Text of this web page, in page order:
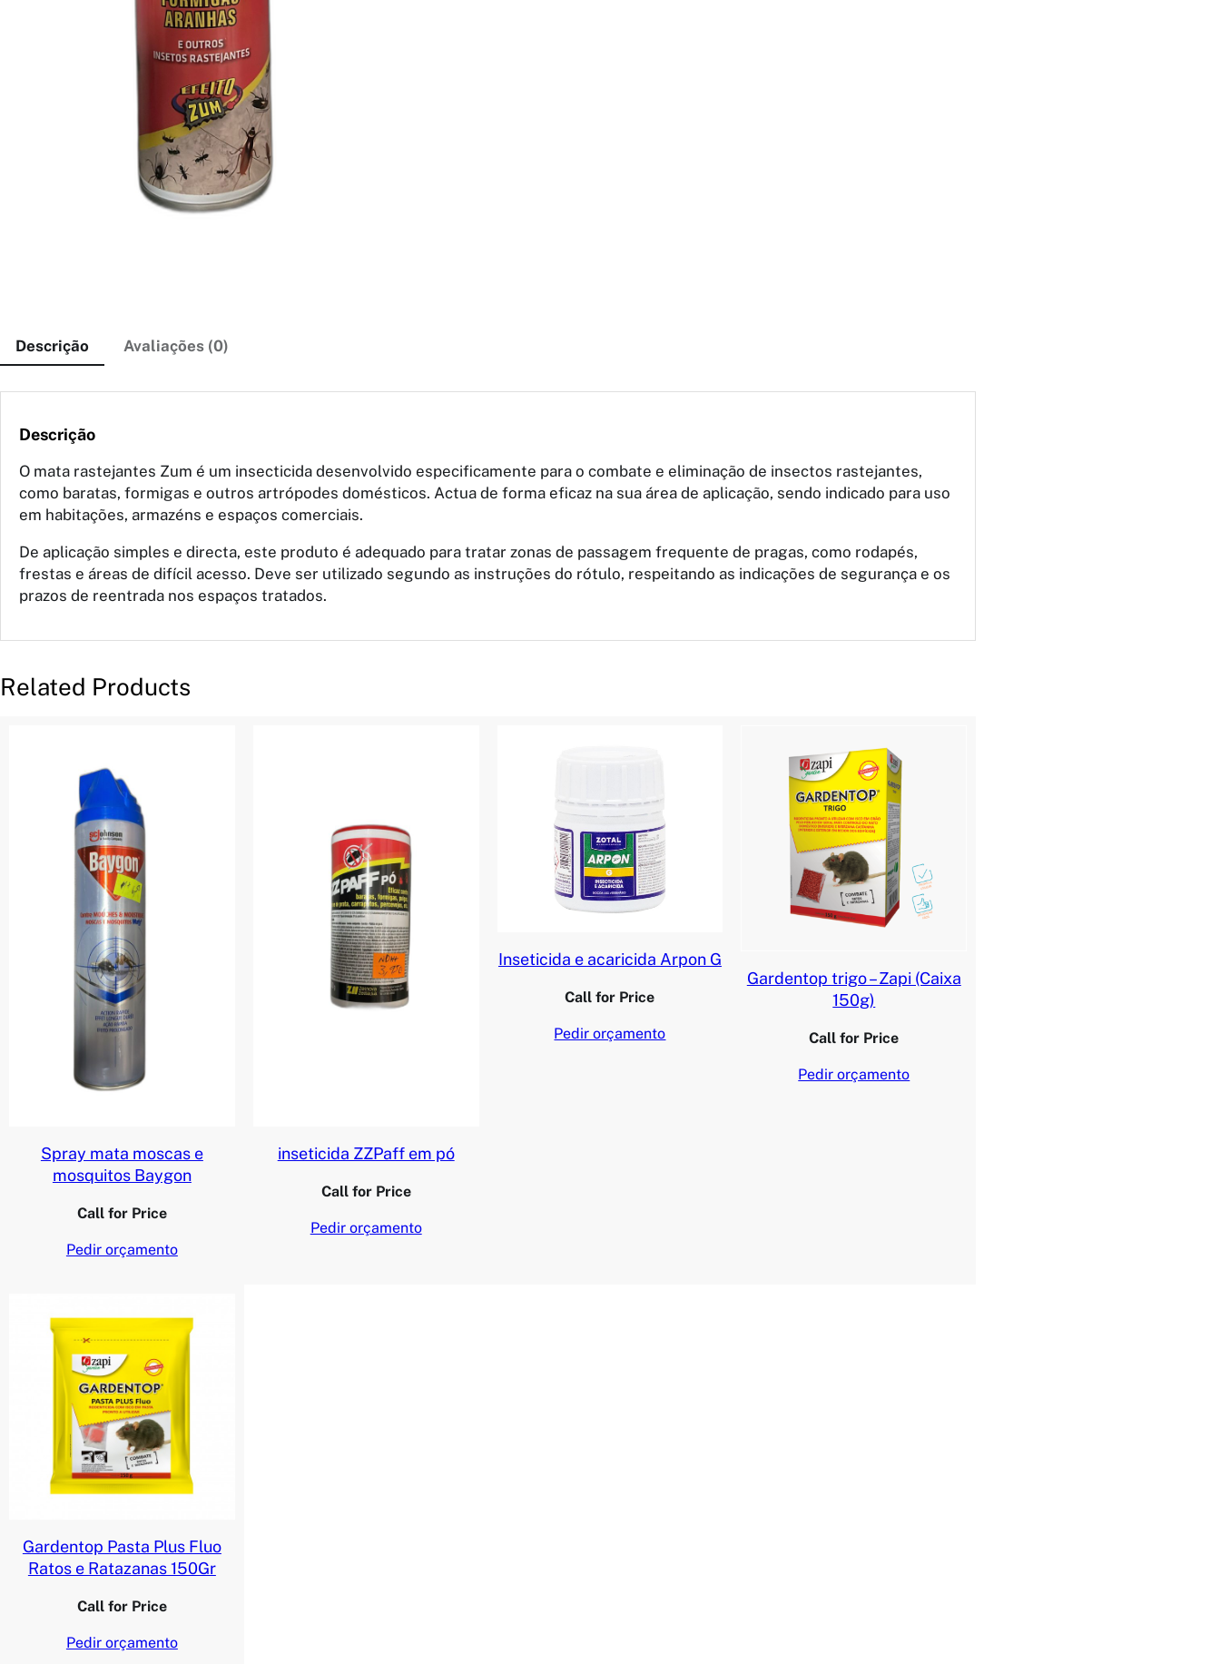
Descrição Avaliações (0)
Descrição
O mata rastejantes Zum é um insecticida desenvolvido especificamente para o combate e eliminação de insectos rastejantes,
como baratas, formigas e outros artrópodes domésticos. Actua de forma eficaz na sua área de aplicação, sendo indicado para uso
em habitações, armazéns e espaços comerciais.
De aplicação simples e directa, este produto é adequado para tratar zonas de passagem frequente de pragas, como rodapés,
frestas e áreas de difícil acesso. Deve ser utilizado segundo as instruções do rótulo, respeitando as indicações de segurança e os
prazos de reentrada nos espaços tratados.
Related Products
Spray mata moscas e
mosquitos Baygon
Call for Price
Pedir orçamento
inseticida ZZPaff em pó
Call for Price
Pedir orçamento
Inseticida e acaricida Arpon G
Call for Price
Pedir orçamento
Gardentop trigo – Zapi (Caixa
150g)
Call for Price
Pedir orçamento
Gardentop Pasta Plus Fluo
Ratos e Ratazanas 150Gr
Call for Price
Pedir orçamento